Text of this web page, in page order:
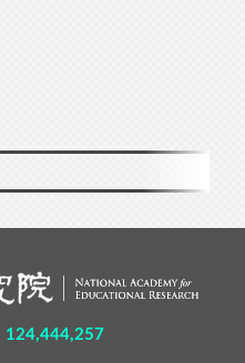
124,444,257